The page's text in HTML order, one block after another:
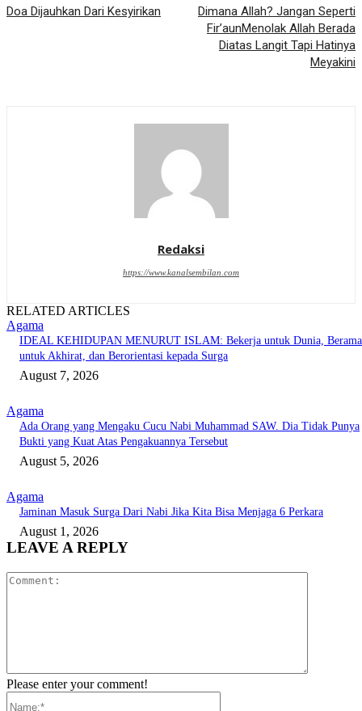
Doa Dijauhkan Dari Kesyirikan
Dimana Allah? Jangan Seperti
Fir’aunMenolak Allah Berada
Diatas Langit Tapi Hatinya
Meyakini
Redaksi
https://www.kanalsembilan.com
RELATED ARTICLES
Agama
IDEAL KEHIDUPAN MENURUT ISLAM: Bekerja untuk Dunia,
untuk Akhirat, dan Berorientasi kepada Surga
August 7, 2026
Agama
Ada Orang yang Mengaku Cucu Nabi Muhammad SAW. Dia Tidak Punya
Bukti yang Kuat Atas Pengakuannya Tersebut
August 5, 2026
Agama
Jaminan Masuk Surga Dari Nabi Jika Kita Bisa Menjaga 6 Perkara
August 1, 2026
LEAVE A REPLY
Please enter your comment!